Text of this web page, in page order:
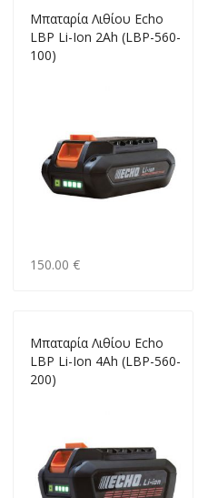
Μπαταρία Λιθίου Echo
LBP Li-Ion 2Ah (LBP-560-
100)
150.00 €
Μπαταρία Λιθίου Echo
LBP Li-Ion 4Ah (LBP-560-
200)